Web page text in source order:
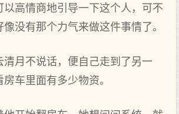
以高情商地引导一下这个人，可不
没有那个力气来做这件事情了。
清月不说话，便自己走到了另一
车里面有多少物资。